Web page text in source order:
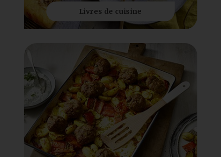
Livres de cuisine